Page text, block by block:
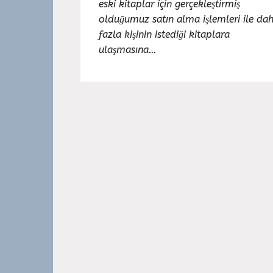
eski kitaplar için gerçekleştirmiş
olduğumuz satın alma işlemleri ile
fazla kişinin istediği kitaplara
ulaşmasına…